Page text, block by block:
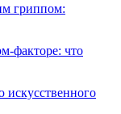
гриппом:
факторе: что